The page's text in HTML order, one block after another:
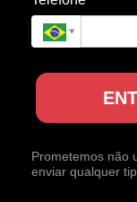
Prometemos não
enviar qualquer